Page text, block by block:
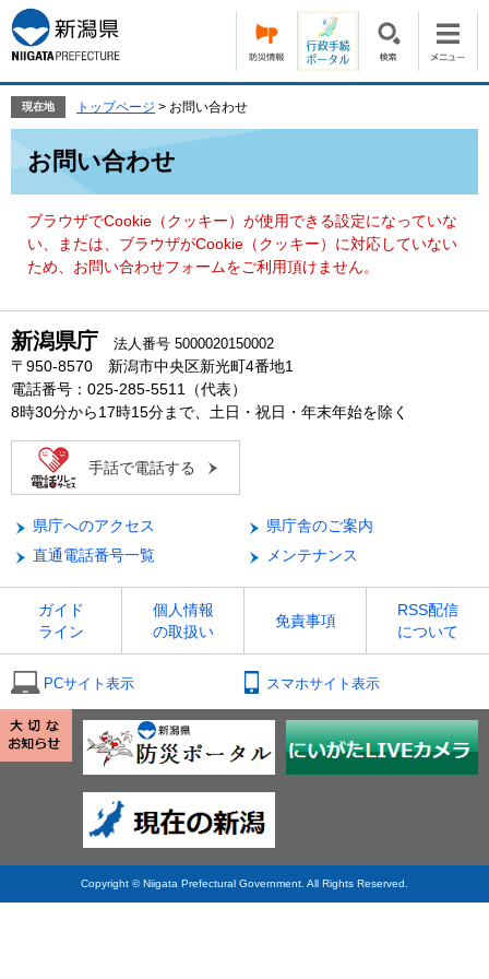
ー
ジ
の
頭
す。
ニ
ュ
ー
飛
て
現在地 トップページ > お問い合わせ
お問い合わせ
ブラウザでCookie（クッキー）が使用できる設定になっていな
い、または、ブラウザがCookie（クッキー）に対応していない
ため、お問い合わせフォームをご利用頂けません。
新潟県庁 法人番号 5000020150002
〒950-8570 新潟市中央区新光町4番地1
電話番号：025-285-5511（代表）
8時30分から17時15分まで、土日・祝日・年末年始を除く
手話で電話する
県庁へのアクセス
県庁舎のご案内
直通電話番号一覧
メンテナンス
ガイド
ライン
個人情報
の取扱い
免責事項
RSS配信
について
PCサイト表示 スマホサイト表示
Copyright © Niigata Prefectural Government. All Rights Reserved.